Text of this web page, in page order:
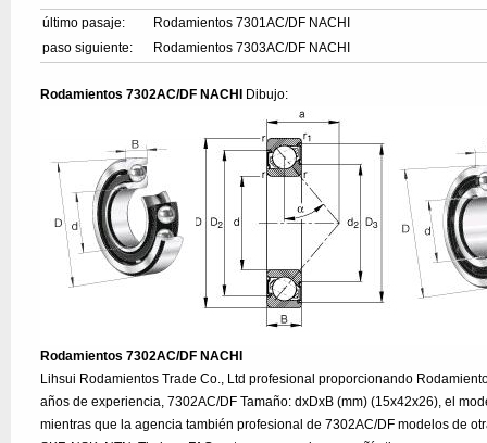
último pasaje:
Rodamientos 7301AC/DF NACHI
paso siguiente:
Rodamientos 7303AC/DF NACHI
Rodamientos 7302AC/DF NACHI Dibujo:
Rodamientos 7302AC/DF NACHI
Lihsui Rodamientos Trade Co., Ltd profesional proporcionando
años de experiencia, 7302AC/DF Tamaño: dxDxB (mm) (15x42x26), el
mientras que la agencia también profesional de 7302AC/DF modelos de